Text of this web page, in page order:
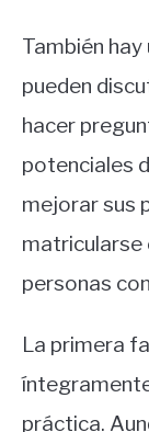
También
pueden
hacer
potenciales
mejorar sus
matricularse
personas
La primera
práctica.